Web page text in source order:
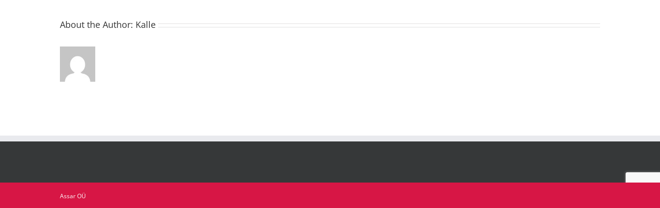
About the Author: Kalle
Assar OÜ